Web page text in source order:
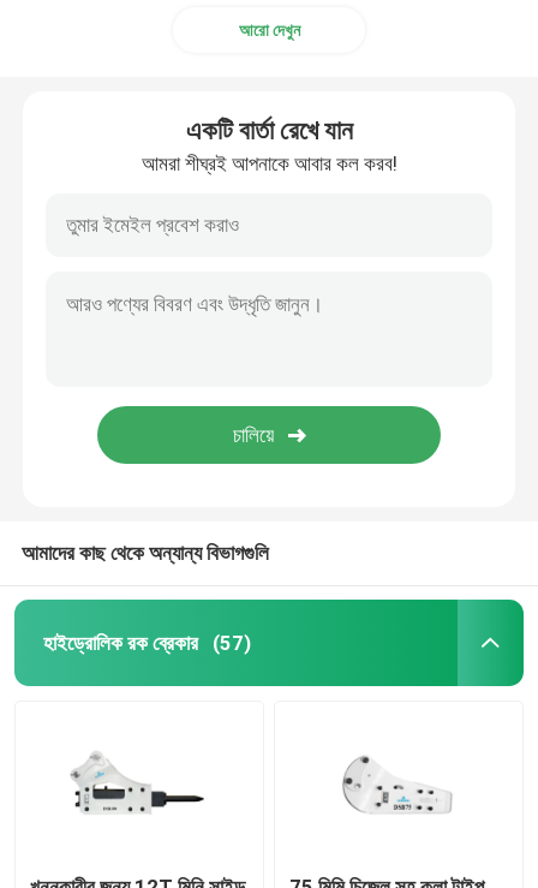
আরো দেখুন
একটি বার্তা রেখে যান
আমরা শীঘ্রই আপনাকে আবার কল করব!
আমাদের কাছ থেকে অন্যান্য বিভাগগুলি
হাইড্রোলিক রক ব্রেকার (57)